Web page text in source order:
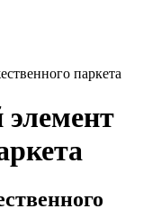
паркета